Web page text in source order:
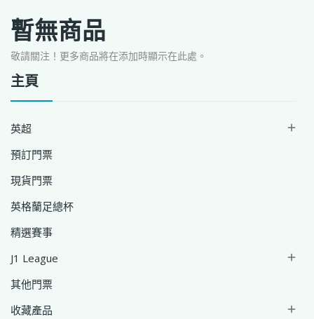
主頁
英超 
預訂門票
現貨門票
英格蘭足總杯
精選賽事
J1 League

其他門票
收藏產品

暫無商品
敬請關注！更多商品將在添加時顯示在此處。